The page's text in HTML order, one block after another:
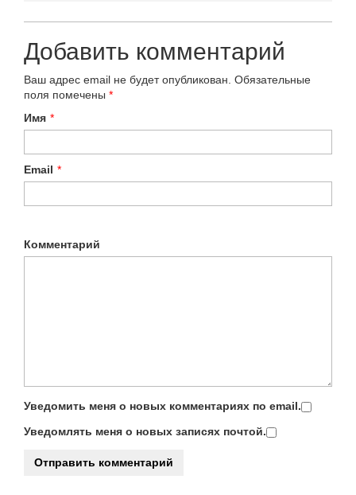
Добавить комментарий
Ваш адрес email не будет опубликован. Обязательные
поля помечены *
Имя *
Email *
Комментарий
Уведомить меня о новых комментариях по email.
Уведомлять меня о новых записях почтой.